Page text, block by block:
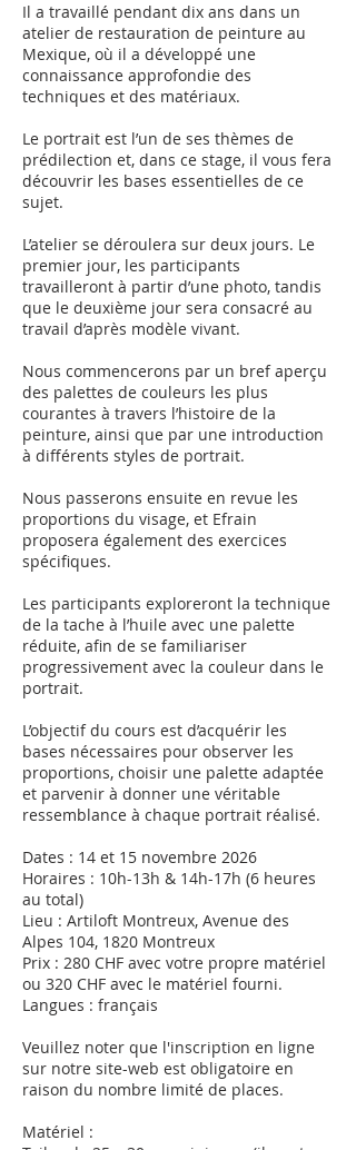
Il a travaillé pendant dix ans dans un
atelier de restauration de peinture au
Mexique, où il a développé une
connaissance approfondie des
techniques et des matériaux.
Le portrait est l’un de ses thèmes de
prédilection et, dans ce stage, il vous fera
découvrir les bases essentielles de ce
sujet.
L’atelier se déroulera sur deux jours. Le
premier jour, les participants
travailleront à partir d’une photo, tandis
que le deuxième jour sera consacré au
travail d’après modèle vivant.
Nous commencerons par un bref aperçu
des palettes de couleurs les plus
courantes à travers l’histoire de la
peinture, ainsi que par une introduction
à différents styles de portrait.
Nous passerons ensuite en revue les
proportions du visage, et Efrain
proposera également des exercices
spécifiques.
Les participants exploreront la technique
de la tache à l’huile avec une palette
réduite, afin de se familiariser
progressivement avec la couleur dans le
portrait.
L’objectif du cours est d’acquérir les
bases nécessaires pour observer les
proportions, choisir une palette adaptée
et parvenir à donner une véritable
ressemblance à chaque portrait réalisé.
Dates : 14 et 15 novembre 2026
Horaires : 10h-13h & 14h-17h (6 heures
au total)
Lieu : Artiloft Montreux, Avenue des
Alpes 104, 1820 Montreux
Prix : 280 CHF avec votre propre matériel
ou 320 CHF avec le matériel fourni.
Langues : français
Veuillez noter que l'inscription en ligne
sur notre site-web est obligatoire en
raison du nombre limité de places.
Matériel :